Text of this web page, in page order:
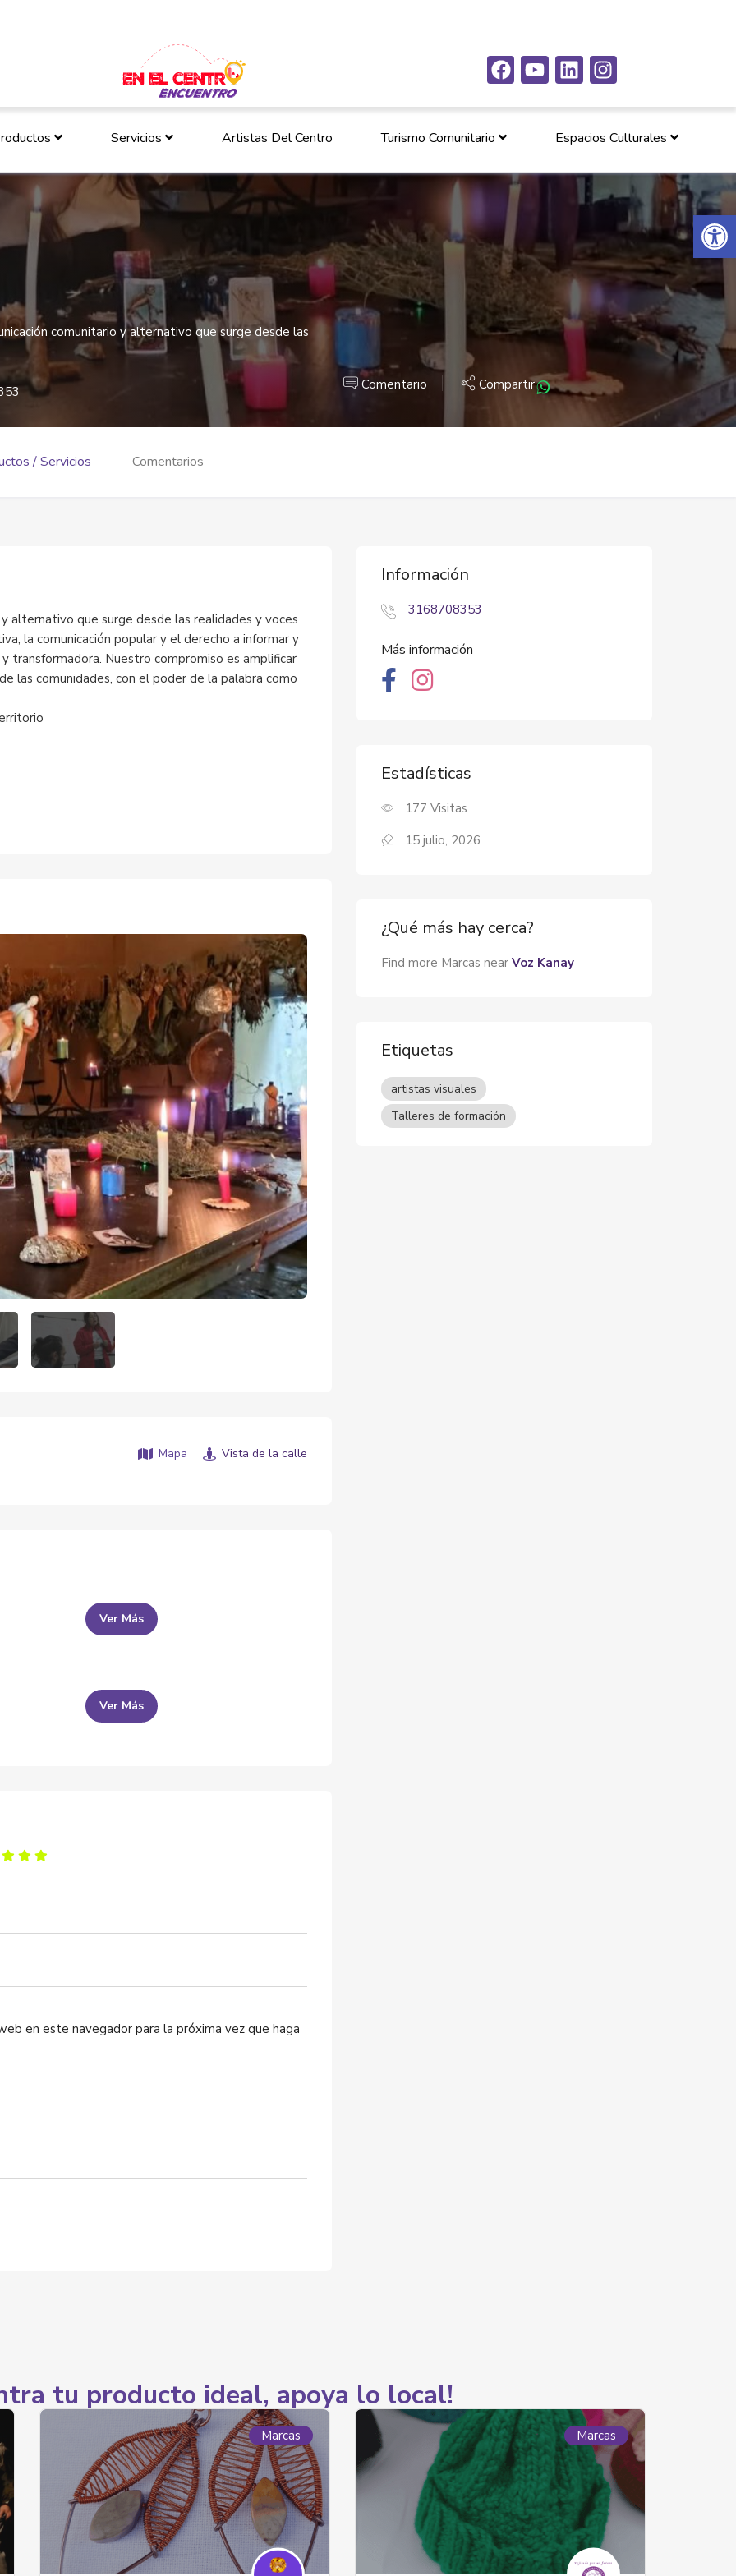
Abrir
Servicios Artistas Del Centro Turismo Comunitario Espacios Culturales
comunitario y alternativo que surge desde las
Comentario Compartir
/ Servicios Comentarios
alternativo que surge desde las realidades y voces
la comunicación popular y el derecho a informar y
transformadora. Nuestro compromiso es amplificar
las comunidades, con el poder de la palabra como
Mapa Vista de la calle
Ver Más
Ver Más
en este navegador para la próxima vez que haga
Información
3168708353
Más información
Estadísticas
177 Visitas
15 julio, 2026
¿Qué más hay cerca?
Find more Marcas near Voz Kanay
Etiquetas
artistas visuales
Talleres de formación
tu producto ideal, apoya lo local!
Marcas Marcas